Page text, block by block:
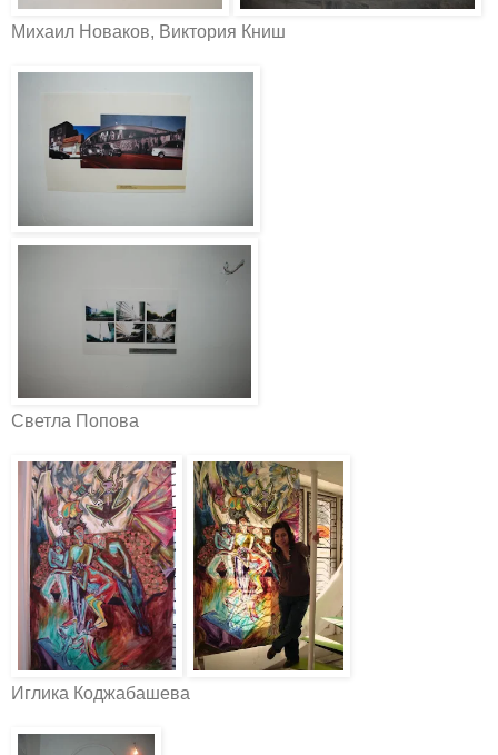
Михаил Новаков, Виктория Книш
Светла Попова
Иглика Коджабашева